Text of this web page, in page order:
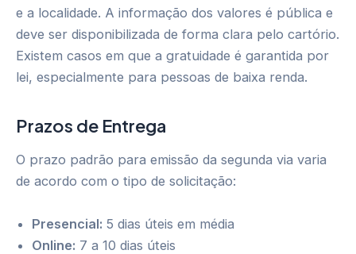
e a localidade. A informação dos valores é pública e
deve ser disponibilizada de forma clara pelo cartório.
Existem casos em que a gratuidade é garantida por
lei, especialmente para pessoas de baixa renda.
Prazos de Entrega
O prazo padrão para emissão da segunda via varia
de acordo com o tipo de solicitação:
Presencial: 5 dias úteis em média
Online: 7 a 10 dias úteis